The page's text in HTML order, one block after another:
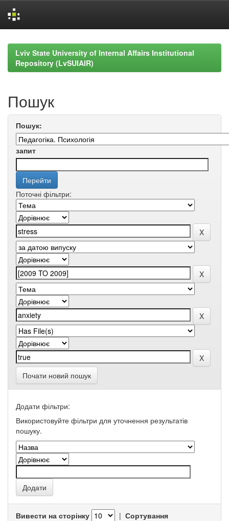
navigationLviv State University of Internal Affairs Institutional
Repository (LvSUIAIR)
Пошук
Пошук:
запит
Поточні фільтри:
Почати новий пошук
Додати фільтри:
Використовуйте фільтри для уточнення результатів
пошуку.
Вивести на сторінку | Сортування